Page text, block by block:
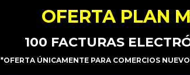
OFERTA PLAN
100 FACTURAS
*OFERTA ÚNICAMENTE PARA COMERCIOS